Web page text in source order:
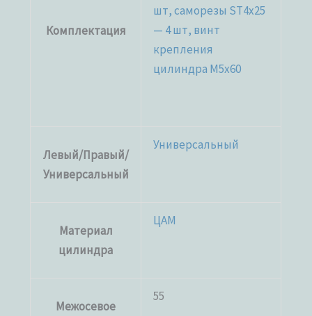
Комплектация
шт, саморезы ST4x25
— 4 шт, винт
крепления
цилиндра M5x60
Левый/Правый/
Универсальный
Универсальный
Материал
цилиндра
ЦАМ
Межосевое
55